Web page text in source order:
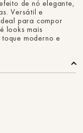
de nó elegante,
Versátil e
para compor
looks mais
moderno e